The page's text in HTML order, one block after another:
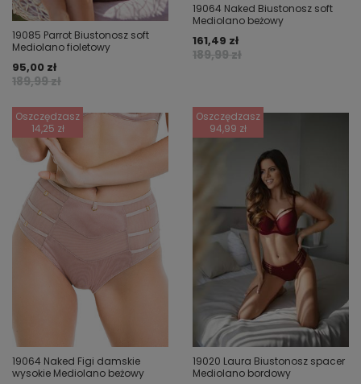
19085 Parrot Biustonosz soft
Mediolano fioletowy
189,99 zł
95,00 zł
19064 Naked Biustonosz soft
Mediolano beżowy
189,99 zł
161,49 zł
Oszczędzasz
14,25 zł
19064 Naked Figi damskie
wysokie Mediolano beżowy
Oszczędzasz
94,99 zł
19020 Laura Biustonosz spacer
Mediolano bordowy